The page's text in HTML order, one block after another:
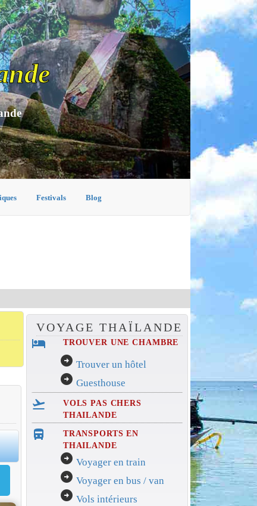
Festivals Blog
VOYAGE THAÏLANDE
hotel TROUVER UNE CHAMBRE
arrow_circle_right Trouver un hôtel
arrow_circle_right Guesthouse
flight_takeoff
VOLS PAS CHERS
THAILANDE
directions_bus_filled
TRANSPORTS EN
THAILANDE
arrow_circle_right Voyager en train
arrow_circle_right Voyager en bus / van
arrow_circle_right Vols intérieurs